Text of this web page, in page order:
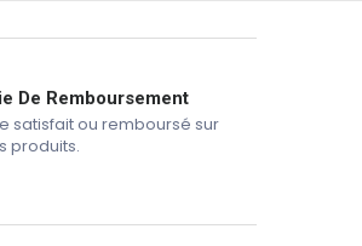
De Remboursement
satisfait ou remboursé sur
produits.